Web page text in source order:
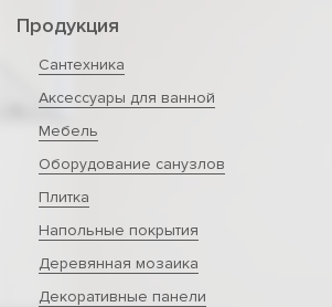
Продукция
Сантехника
Аксессуары для ванной
Мебель
Оборудование санузлов
Плитка
Напольные покрытия
Деревянная мозаика
Декоративные панели